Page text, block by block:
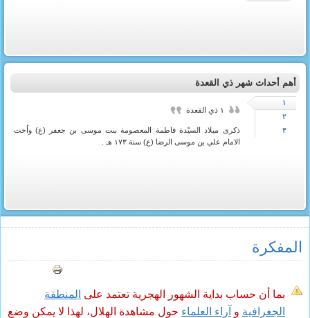
أهم أحداث شهر ذي القعدة
١
٢
٣
١ ذي القعدة
ذكرى ميلاد السيّدة فاطمة المعصومة بنت موسى بن جعفر (ع) واُخت
الامام علي بن موسى الرضا (ع) سنة ١٧٣ هـ .
المفکرة
بما أن حساب بداية الشهور الهجرية تعتمد على المنطقة
الجغرافية و آراء العلماء حول مشاهدة الهلال، لهذا لا يمكن وضع